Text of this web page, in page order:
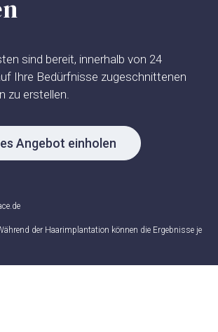
sind bereit, innerhalb von 24
Ihre Bedürfnisse zugeschnittenen
zu erstellen.
Angebot einholen
der Haarimplantation können die Ergebnisse je